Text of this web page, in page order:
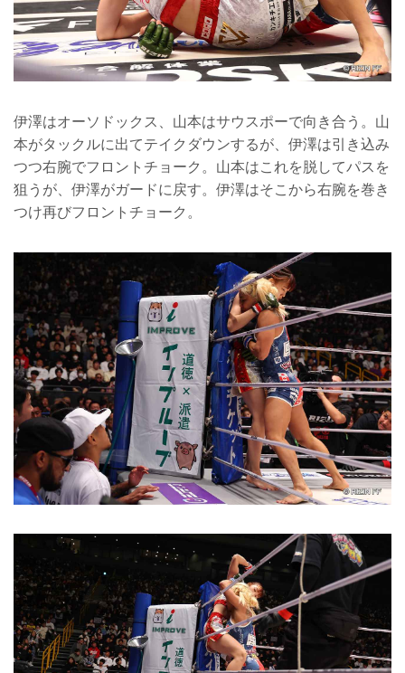
伊澤はオーソドックス、山本はサウスポーで向き合う。山
本がタックルに出てテイクダウンするが、伊澤は引き込み
つつ右腕でフロントチョーク。山本はこれを脱してパスを
狙うが、伊澤がガードに戻す。伊澤はそこから右腕を巻き
つけ再びフロントチョーク。